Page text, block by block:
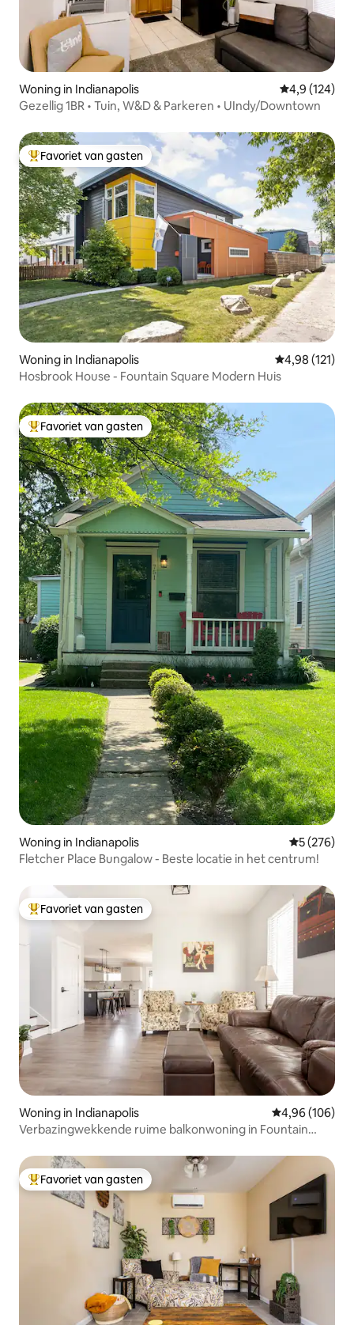
Woning in Indianapolis Gemiddelde
4,9 (124)
Gezellig 1BR • Tuin, W&D & Parkeren • UIndy/Downtown
Topfavoriet van gasten
Favoriet van gasten
Woning in Indianapolis Gemiddelde
4,98 (121)
Hosbrook House - Fountain Square Modern Huis
Topfavoriet van gasten
Favoriet van gasten
Woning in Indianapolis
5 (276)
Fletcher Place Bungalow - Beste locatie in het centrum!
Topfavoriet van gasten
Favoriet van gasten
Woning in Indianapolis Gemiddelde
4,96 (106)
Verbazingwekkende ruime balkonwoning in Fountain
Topfavoriet van gasten
Favoriet van gasten